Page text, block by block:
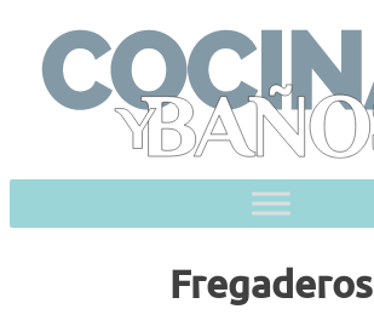
content
Fregaderos